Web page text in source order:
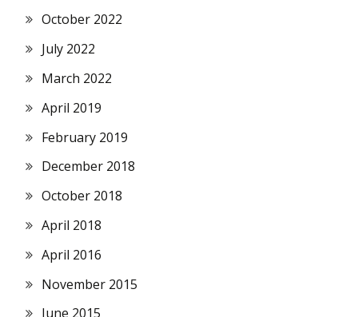
October 2022
July 2022
March 2022
April 2019
February 2019
December 2018
October 2018
April 2018
April 2016
November 2015
June 2015